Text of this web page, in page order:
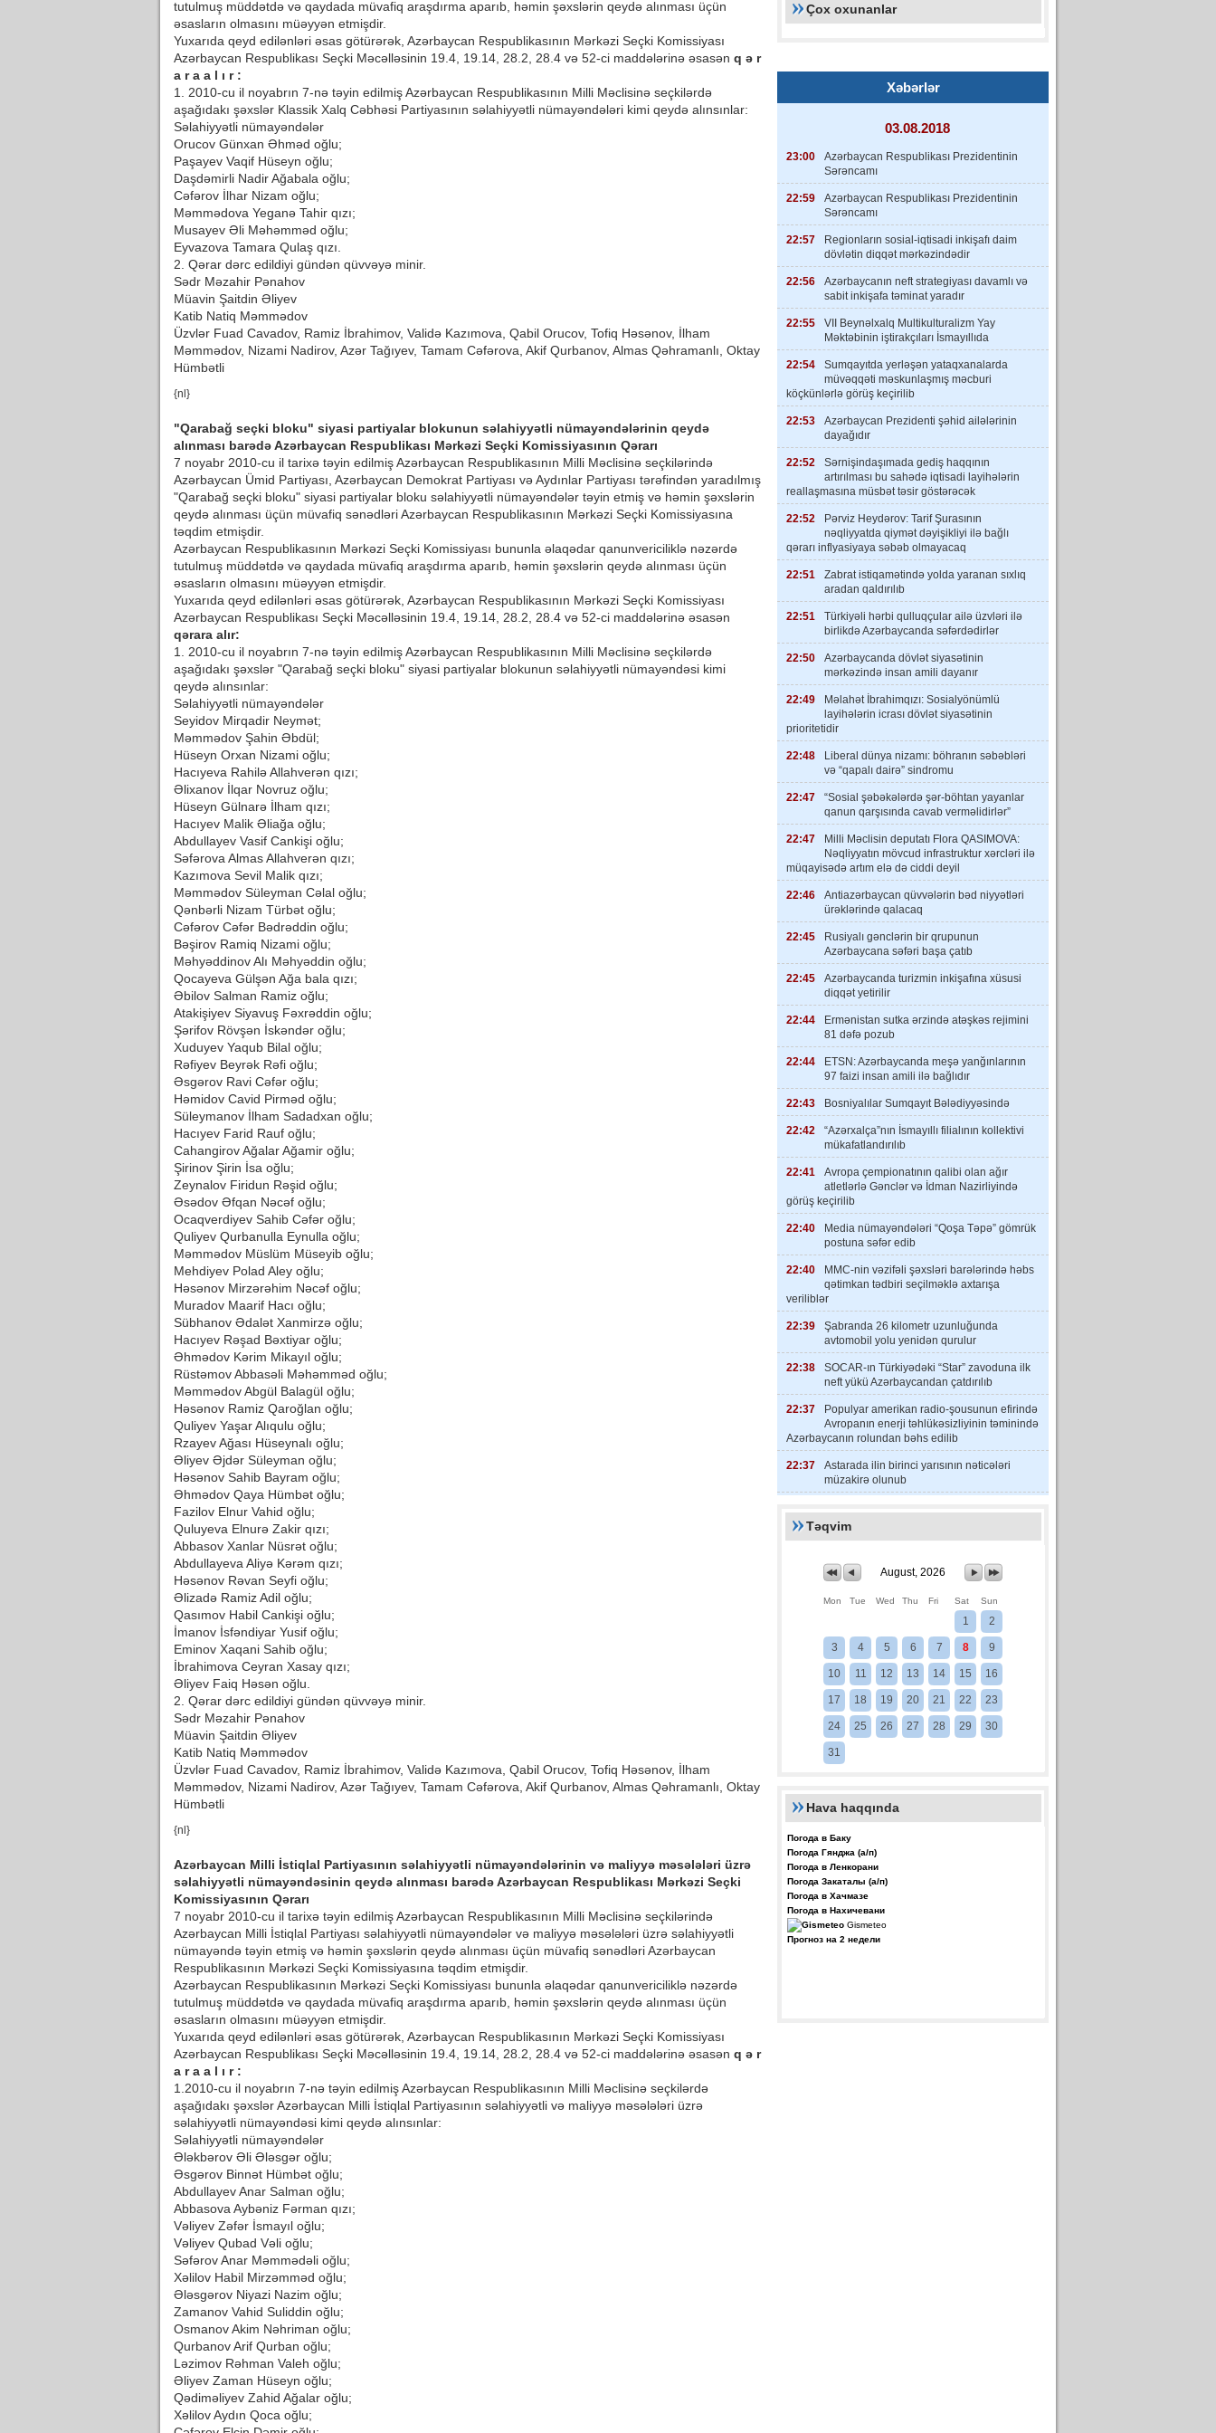
tutulmuş müddətdə və qaydada müvafiq araşdırma aparıb, həmin şəxslərin qeydə alınması üçün
əsasların olmasını müəyyən etmişdir.
Yuxarıda qeyd edilənləri əsas götürərək, Azərbaycan Respublikasının Mərkəzi Seçki Komissiyası
Azərbaycan Respublikası Seçki Məcəlləsinin 19.4, 19.14, 28.2, 28.4 və 52-ci maddələrinə əsasən q ə r
a r a a l ı r :
1. 2010-cu il noyabrın 7-nə təyin edilmiş Azərbaycan Respublikasının Milli Məclisinə seçkilərdə
aşağıdakı şəxslər Klassik Xalq Cəbhəsi Partiyasının səlahiyyətli nümayəndələri kimi qeydə alınsınlar:
Səlahiyyətli nümayəndələr
Orucov Günxan Əhməd oğlu;
Paşayev Vaqif Hüseyn oğlu;
Daşdəmirli Nadir Ağabala oğlu;
Cəfərov İlhar Nizam oğlu;
Məmmədova Yeganə Tahir qızı;
Musayev Əli Məhəmməd oğlu;
Eyvazova Tamara Qulaş qızı.
2. Qərar dərc edildiyi gündən qüvvəyə minir.
Sədr Məzahir Pənahov
Müavin Şaitdin Əliyev
Katib Natiq Məmmədov
Üzvlər Fuad Cavadov, Ramiz İbrahimov, Validə Kazımova, Qabil Orucov, Tofiq Həsənov, İlham
Məmmədov, Nizami Nadirov, Azər Tağıyev, Tamam Cəfərova, Akif Qurbanov, Almas Qəhramanlı, Oktay
Hümbətli
{nl}
"Qarabağ seçki bloku" siyasi partiyalar blokunun səlahiyyətli nümayəndələrinin qeydə
alınması barədə Azərbaycan Respublikası Mərkəzi Seçki Komissiyasının Qərarı
7 noyabr 2010-cu il tarixə təyin edilmiş Azərbaycan Respublikasının Milli Məclisinə seçkilərində
Azərbaycan Ümid Partiyası, Azərbaycan Demokrat Partiyası və Aydınlar Partiyası tərəfindən yaradılmış
"Qarabağ seçki bloku" siyasi partiyalar bloku səlahiyyətli nümayəndələr təyin etmiş və həmin şəxslərin
qeydə alınması üçün müvafiq sənədləri Azərbaycan Respublikasının Mərkəzi Seçki Komissiyasına
təqdim etmişdir.
Azərbaycan Respublikasının Mərkəzi Seçki Komissiyası bununla əlaqədar qanunvericiliklə nəzərdə
tutulmuş müddətdə və qaydada müvafiq araşdırma aparıb, həmin şəxslərin qeydə alınması üçün
əsasların olmasını müəyyən etmişdir.
Yuxarıda qeyd edilənləri əsas götürərək, Azərbaycan Respublikasının Mərkəzi Seçki Komissiyası
Azərbaycan Respublikası Seçki Məcəlləsinin 19.4, 19.14, 28.2, 28.4 və 52-ci maddələrinə əsasən
qərara alır:
1. 2010-cu il noyabrın 7-nə təyin edilmiş Azərbaycan Respublikasının Milli Məclisinə seçkilərdə
aşağıdakı şəxslər "Qarabağ seçki bloku" siyasi partiyalar blokunun səlahiyyətli nümayəndəsi kimi
qeydə alınsınlar:
Səlahiyyətli nümayəndələr
Seyidov Mirqadir Neymət;
Məmmədov Şahin Əbdül;
Hüseyn Orxan Nizami oğlu;
Hacıyeva Rahilə Allahverən qızı;
Əlixanov İlqar Novruz oğlu;
Hüseyn Gülnarə İlham qızı;
Hacıyev Malik Əliağa oğlu;
Abdullayev Vasif Cankişi oğlu;
Səfərova Almas Allahverən qızı;
Kazımova Sevil Malik qızı;
Məmmədov Süleyman Cəlal oğlu;
Qənbərli Nizam Türbət oğlu;
Cəfərov Cəfər Bədrəddin oğlu;
Bəşirov Ramiq Nizami oğlu;
Məhyəddinov Alı Məhyəddin oğlu;
Qocayeva Gülşən Ağa bala qızı;
Əbilov Salman Ramiz oğlu;
Atakişiyev Siyavuş Fəxrəddin oğlu;
Şərifov Rövşən İskəndər oğlu;
Xuduyev Yaqub Bilal oğlu;
Rəfiyev Beyrək Rəfi oğlu;
Əsgərov Ravi Cəfər oğlu;
Həmidov Cavid Pirməd oğlu;
Süleymanov İlham Sadadxan oğlu;
Hacıyev Farid Rauf oğlu;
Cahangirov Ağalar Ağamir oğlu;
Şirinov Şirin İsa oğlu;
Zeynalov Firidun Rəşid oğlu;
Əsədov Əfqan Nəcəf oğlu;
Ocaqverdiyev Sahib Cəfər oğlu;
Quliyev Qurbanulla Eynulla oğlu;
Məmmədov Müslüm Müseyib oğlu;
Mehdiyev Polad Aley oğlu;
Həsənov Mirzərəhim Nəcəf oğlu;
Muradov Maarif Hacı oğlu;
Sübhanov Ədalət Xanmirzə oğlu;
Hacıyev Rəşad Bəxtiyar oğlu;
Əhmədov Kərim Mikayıl oğlu;
Rüstəmov Abbasəli Məhəmməd oğlu;
Məmmədov Abgül Balagül oğlu;
Həsənov Ramiz Qaroğlan oğlu;
Quliyev Yaşar Alıqulu oğlu;
Rzayev Ağası Hüseynalı oğlu;
Əliyev Əjdər Süleyman oğlu;
Həsənov Sahib Bayram oğlu;
Əhmədov Qaya Hümbət oğlu;
Fazilov Elnur Vahid oğlu;
Quluyeva Elnurə Zakir qızı;
Abbasov Xanlar Nüsrət oğlu;
Abdullayeva Aliyə Kərəm qızı;
Həsənov Rəvan Seyfi oğlu;
Əlizadə Ramiz Adil oğlu;
Qasımov Habil Cankişi oğlu;
İmanov İsfəndiyar Yusif oğlu;
Eminov Xaqani Sahib oğlu;
İbrahimova Ceyran Xasay qızı;
Əliyev Faiq Həsən oğlu.
2. Qərar dərc edildiyi gündən qüvvəyə minir.
Sədr Məzahir Pənahov
Müavin Şaitdin Əliyev
Katib Natiq Məmmədov
Üzvlər Fuad Cavadov, Ramiz İbrahimov, Validə Kazımova, Qabil Orucov, Tofiq Həsənov, İlham
Məmmədov, Nizami Nadirov, Azər Tağıyev, Tamam Cəfərova, Akif Qurbanov, Almas Qəhramanlı, Oktay
Hümbətli
{nl}
Azərbaycan Milli İstiqlal Partiyasının səlahiyyətli nümayəndələrinin və maliyyə məsələləri üzrə
səlahiyyətli nümayəndəsinin qeydə alınması barədə Azərbaycan Respublikası Mərkəzi Seçki
Komissiyasının Qərarı
7 noyabr 2010-cu il tarixə təyin edilmiş Azərbaycan Respublikasının Milli Məclisinə seçkilərində
Azərbaycan Milli İstiqlal Partiyası səlahiyyətli nümayəndələr və maliyyə məsələləri üzrə səlahiyyətli
nümayəndə təyin etmiş və həmin şəxslərin qeydə alınması üçün müvafiq sənədləri Azərbaycan
Respublikasının Mərkəzi Seçki Komissiyasına təqdim etmişdir.
Azərbaycan Respublikasının Mərkəzi Seçki Komissiyası bununla əlaqədar qanunvericiliklə nəzərdə
tutulmuş müddətdə və qaydada müvafiq araşdırma aparıb, həmin şəxslərin qeydə alınması üçün
əsasların olmasını müəyyən etmişdir.
Yuxarıda qeyd edilənləri əsas götürərək, Azərbaycan Respublikasının Mərkəzi Seçki Komissiyası
Azərbaycan Respublikası Seçki Məcəlləsinin 19.4, 19.14, 28.2, 28.4 və 52-ci maddələrinə əsasən q ə r
a r a a l ı r :
1.2010-cu il noyabrın 7-nə təyin edilmiş Azərbaycan Respublikasının Milli Məclisinə seçkilərdə
aşağıdakı şəxslər Azərbaycan Milli İstiqlal Partiyasının səlahiyyətli və maliyyə məsələləri üzrə
səlahiyyətli nümayəndəsi kimi qeydə alınsınlar:
Səlahiyyətli nümayəndələr
Ələkbərov Əli Ələsgər oğlu;
Əsgərov Binnət Hümbət oğlu;
Abdullayev Anar Salman oğlu;
Abbasova Aybəniz Fərman qızı;
Vəliyev Zəfər İsmayıl oğlu;
Vəliyev Qubad Vəli oğlu;
Səfərov Anar Məmmədəli oğlu;
Xəlilov Habil Mirzəmməd oğlu;
Ələsgərov Niyazi Nazim oğlu;
Zamanov Vahid Suliddin oğlu;
Osmanov Akim Nəhriman oğlu;
Qurbanov Arif Qurban oğlu;
Ləzimov Rəhman Valeh oğlu;
Əliyev Zaman Hüseyn oğlu;
Qədiməliyev Zahid Ağalar oğlu;
Xəlilov Aydın Qoca oğlu;
Çox oxunanlar
Xəbərlər
03.08.2018
23:00
Azərbaycan Respublikası Prezidentinin
Sərəncamı
22:59
Azərbaycan Respublikası Prezidentinin
Sərəncamı
22:57
Regionların sosial-iqtisadi inkişafı daim
dövlətin diqqət mərkəzindədir
22:56
Azərbaycanın neft strategiyası davamlı və
sabit inkişafa təminat yaradır
22:55
VII Beynəlxalq Multikulturalizm Yay
Məktəbinin iştirakçıları İsmayıllıda
22:54
Sumqayıtda yerləşən yataqxanalarda
müvəqqəti məskunlaşmış məcburi
köçkünlərlə görüş keçirilib
22:53
Azərbaycan Prezidenti şəhid ailələrinin
dayağıdır
22:52
Sərnişindaşımada gediş haqqının
artırılması bu sahədə iqtisadi layihələrin
reallaşmasına müsbət təsir göstərəcək
22:52
Pərviz Heydərov: Tarif Şurasının
nəqliyyatda qiymət dəyişikliyi ilə bağlı
qərarı inflyasiyaya səbəb olmayacaq
22:51
Zabrat istiqamətində yolda yaranan sıxlıq
aradan qaldırılıb
22:51
Türkiyəli hərbi qulluqçular ailə üzvləri ilə
birlikdə Azərbaycanda səfərdədirlər
22:50
Azərbaycanda dövlət siyasətinin
mərkəzində insan amili dayanır
22:49
Məlahət İbrahimqızı: Sosialyönümlü
layihələrin icrası dövlət siyasətinin
prioritetidir
22:48
Liberal dünya nizamı: böhranın səbəbləri
və “qapalı dairə” sindromu
22:47
“Sosial şəbəkələrdə şər-böhtan yayanlar
qanun qarşısında cavab verməlidirlər”
22:47
Milli Məclisin deputatı Flora QASIMOVA:
Nəqliyyatın mövcud infrastruktur xərcləri ilə
müqayisədə artım elə də ciddi deyil
22:46
Antiazərbaycan qüvvələrin bəd niyyətləri
ürəklərində qalacaq
22:45
Rusiyalı gənclərin bir qrupunun
Azərbaycana səfəri başa çatıb
22:45
Azərbaycanda turizmin inkişafına xüsusi
diqqət yetirilir
22:44
Ermənistan sutka ərzində atəşkəs rejimini
81 dəfə pozub
22:44
ETSN: Azərbaycanda meşə yanğınlarının
97 faizi insan amili ilə bağlıdır
22:43 Bosniyalılar Sumqayıt Bələdiyyəsində
22:42
“Azərxalça”nın İsmayıllı filialının kollektivi
mükafatlandırılıb
22:41
Avropa çempionatının qalibi olan ağır
atletlərlə Gənclər və İdman Nazirliyində
görüş keçirilib
22:40
Media nümayəndələri “Qoşa Təpə” gömrük
postuna səfər edib
22:40
MMC-nin vəzifəli şəxsləri barələrində həbs
qətimkan tədbiri seçilməklə axtarışa
veriliblər
22:39
Şabranda 26 kilometr uzunluğunda
avtomobil yolu yenidən qurulur
22:38
SOCAR-ın Türkiyədəki “Star” zavoduna ilk
neft yükü Azərbaycandan çatdırılıb
22:37
Populyar amerikan radio-şousunun efirində
Avropanın enerji təhlükəsizliyinin təminində
Azərbaycanın rolundan bəhs edilib
22:37
Astarada ilin birinci yarısının nəticələri
müzakirə olunub
Təqvim
August, 2026
Mon Tue Wed Thu Fri Sat Sun
1 2
3 4 5 6 7 8 9
10 11 12 13 14 15 16
17 18 19 20 21 22 23
24 25 26 27 28 29 30
31
Hava haqqında
Погода в Баку
Погода Гянджа (а/п)
Погода в Ленкорани
Погода Закаталы (а/п)
Погода в Хачмазе
Погода в Нахичевани
Gismeteo
Прогноз на 2 недели